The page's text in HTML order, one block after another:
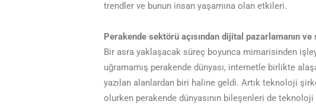
trendler ve bunun insan yaşamına olan etkileri.
Perakende sektörü açısından dijital pazarlamanın
Bir asra yaklaşacak süreç boyunca mimarisinden
uğramamış perakende dünyası, internetle birlikte
yazılan alanlardan biri haline geldi. Artık teknoloji
olurken perakende dünyasının bileşenleri de